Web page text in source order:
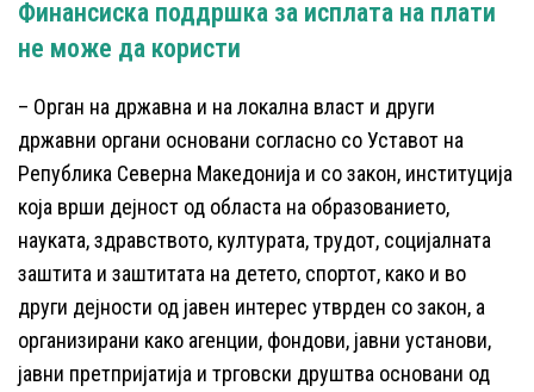
Финансиска поддршка за исплата на плати
не може да користи
– Орган на државна и на локална власт и други
државни органи основани согласно со Уставот на
Република Северна Македонија и со закон, институција
која врши дејност од областа на образованието,
науката, здравството, културата, трудот, социјалната
заштита и заштитата на детето, спортот, како и во
други дејности од јавен интерес утврден со закон, а
организирани како агенции, фондови, јавни установи,
јавни претпријатија и трговски друштва основани од